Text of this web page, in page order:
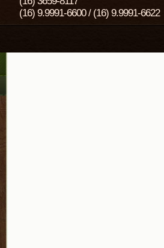
(16) 9.9991-6600 / (16) 9.9991-6622